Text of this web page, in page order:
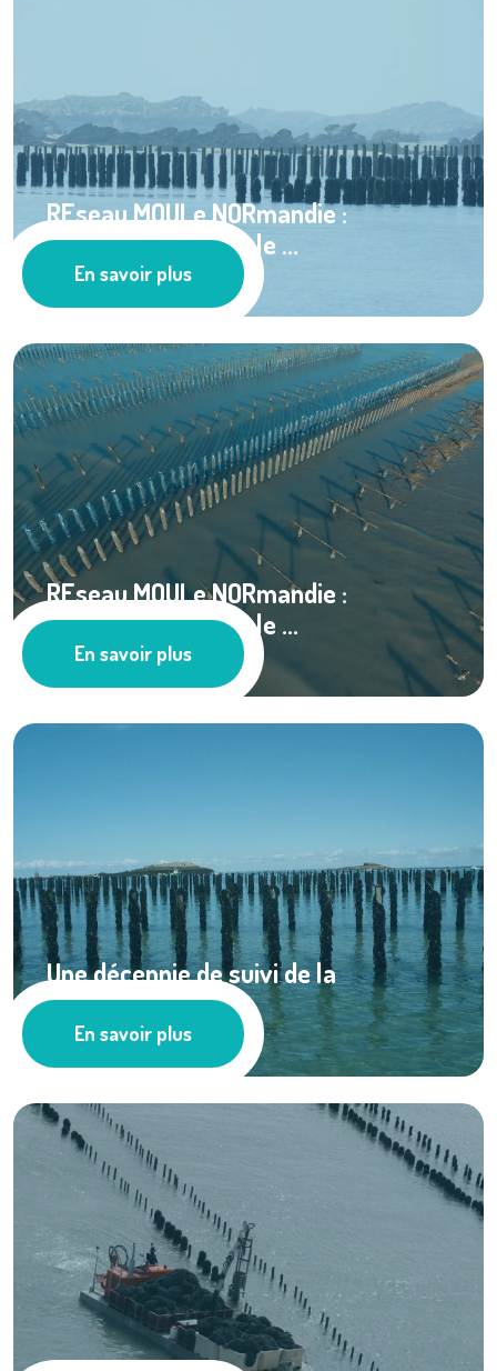
REseau MOULe NORmandie :
production mytilicole ...
Ressources documentaires
En savoir plus
REseau MOULe NORmandie :
production mytilicole ...
Ressources documentaires
En savoir plus
Une décennie de suivi de la
productivité ...
Cultures marines
En savoir plus